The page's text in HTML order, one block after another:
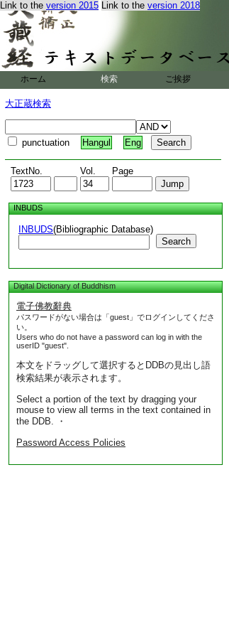
Link to the version 2015 Link to the version 2018
ホーム 検索 ご挨拶
大正蔵検索
punctuation Hangul Eng
TextNo. Vol. Page
INBUDS
INBUDS(Bibliographic Database)
Search
Digital Dictionary of Buddhism
電子佛教辭典
パスワードがない場合は「guest」でログインしてくださ
い。
Users who do not have a password can log in with the
userID "guest".
本文をドラッグして選択するとDDBの見出し語
検索結果が表示されます。
Select a portion of the text by dragging your
mouse to view all terms in the text contained in
the DDB. ・
Password Access Policies